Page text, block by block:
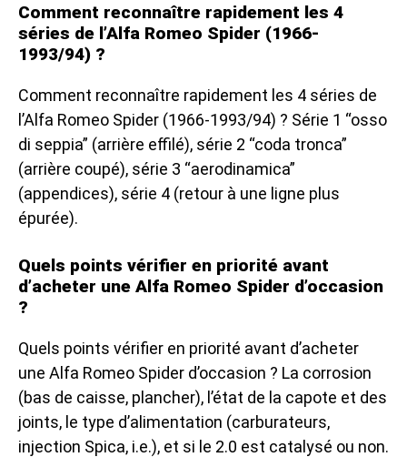
Comment reconnaître rapidement les 4
séries de l’Alfa Romeo Spider (1966-
1993/94) ?
Comment reconnaître rapidement les 4 séries de
l’Alfa Romeo Spider (1966-1993/94) ? Série 1 “osso
di seppia” (arrière effilé), série 2 “coda tronca”
(arrière coupé), série 3 “aerodinamica”
(appendices), série 4 (retour à une ligne plus
épurée).
Quels points vérifier en priorité avant
d’acheter une Alfa Romeo Spider d’occasion
?
Quels points vérifier en priorité avant d’acheter
une Alfa Romeo Spider d’occasion ? La corrosion
(bas de caisse, plancher), l’état de la capote et des
joints, le type d’alimentation (carburateurs,
injection Spica, i.e.), et si le 2.0 est catalysé ou non.